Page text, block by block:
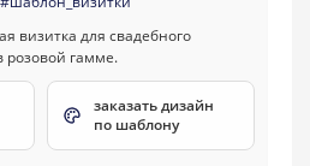
заказать дизайн
по шаблону